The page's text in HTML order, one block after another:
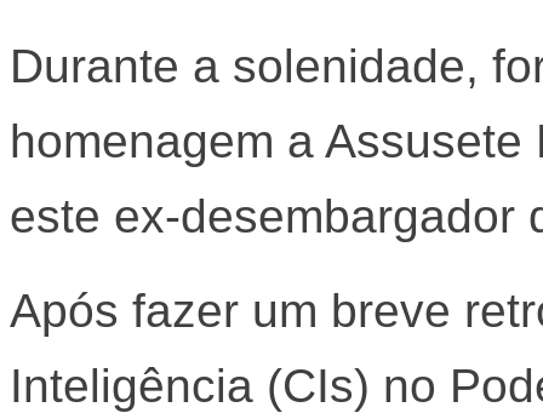
Durante a solenidade,
homenagem a
este ex-desembargador
Após fazer um breve
Inteligência (CIs) no